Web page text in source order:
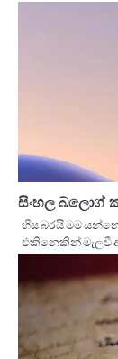
සිංහල බ්ලොග්
හිස බරයි මම
එකිනෙකින් මැලවී